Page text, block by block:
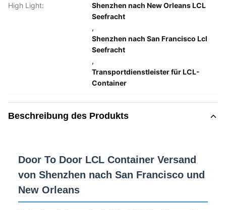
High Light:
Shenzhen nach New Orleans LCL
Seefracht
,
Shenzhen nach San Francisco Lcl
Seefracht
,
Transportdienstleister für LCL-
Container
Beschreibung des Produkts
Door To Door LCL Container Versand
von Shenzhen nach San Francisco und
New Orleans